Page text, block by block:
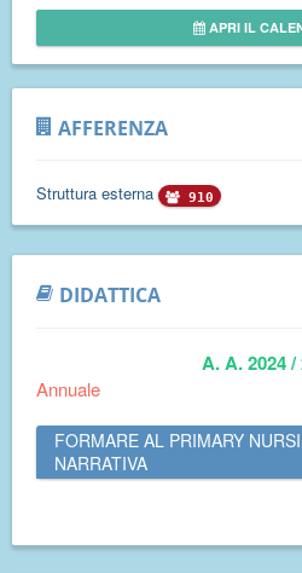
APRI IL
AFFERENZA
Struttura esterna 910
DIDATTICA
A. A. 2024 /
Annuale
FORMARE AL PRIMARY
NARRATIVA